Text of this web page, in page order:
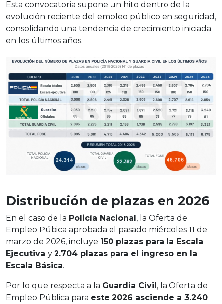
Esta convocatoria supone un hito dentro de la
evolución reciente del empleo público en seguridad,
consolidando una tendencia de crecimiento iniciada
en los últimos años.
Distribución de plazas en 2026
En el caso de la Policía Nacional , la Oferta de
Empleo Púbica aprobada el pasado miércoles 11 de
marzo de 2026, incluye 150 plazas para la Escala
Ejecutiva y 2.704 plazas para el ingreso en la
Escala Básica.
Por lo que respecta a la Guardia Civil , la Oferta de
Empleo Pública para este 2026 asciende a 3.240